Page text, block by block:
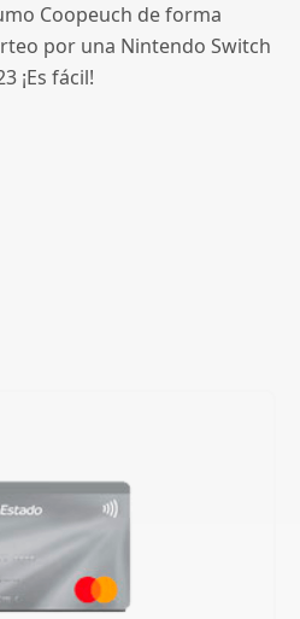
Coopeuch de forma
por una Nintendo Switch
¡Es fácil!